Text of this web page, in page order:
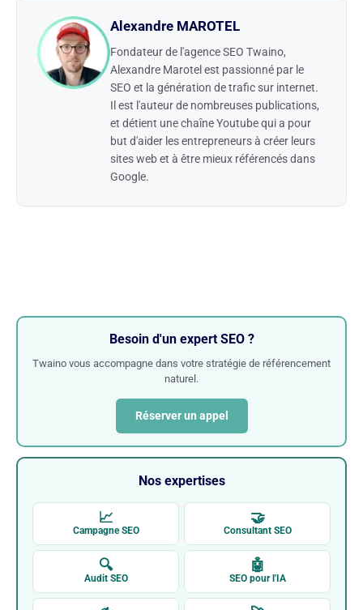
Alexandre MAROTEL
Fondateur de l'agence SEO Twaino,
Alexandre Marotel est passionné par le
SEO et la génération de trafic sur internet.
Il est l'auteur de nombreuses publications,
et détient une chaîne Youtube qui a pour
but d'aider les entrepreneurs à créer leurs
sites web et à être mieux référencés dans
Google.
Besoin d'un expert SEO ?
Twaino vous accompagne dans votre stratégie de référencement
naturel.
Réserver un appel
Nos expertises
📈
Campagne SEO
🤝
Consultant SEO
🔍
Audit SEO
🤖
SEO pour l'IA